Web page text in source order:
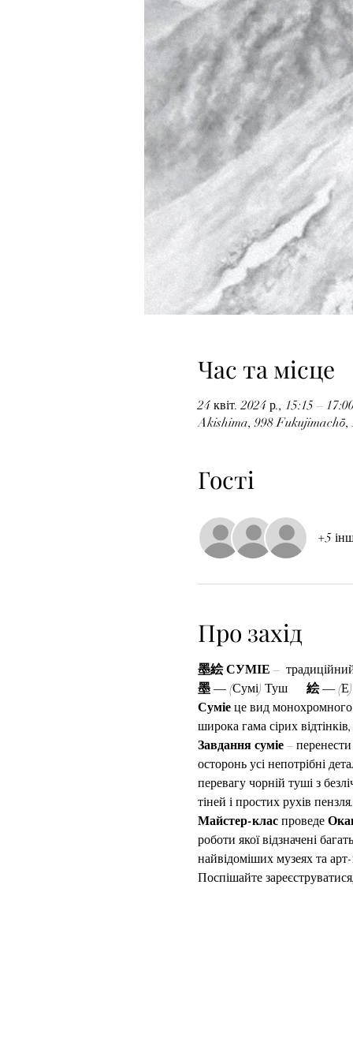
Час та місце
24 квіт. 2024 р., 15:15 –
Akishima, 998 Fukujimachō,
Гості
+5
Про захід
墨絵 СУМІЕ –
墨 ― (Сумі) Туш 絵 ―
Суміе це вид монохромного
широка гама сірих
Завдання суміе –
осторонь усі непотрібні
перевагу чорній туші з
тіней і простих рухів пензля.
Майстер-клас проведе
роботи якої відзначені
найвідоміших музеях та
Поспішайте